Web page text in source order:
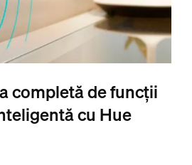
completă de funcții
cu Hue